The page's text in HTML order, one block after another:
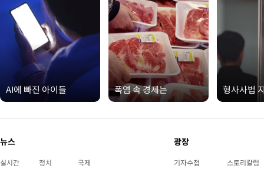
AI에 빠진 아이들 폭염 속 경제는 형사사법
뉴스
실시간 정치 국제
광장
기자수첩 스토리칼럼